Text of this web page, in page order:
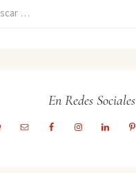
En Redes Sociales